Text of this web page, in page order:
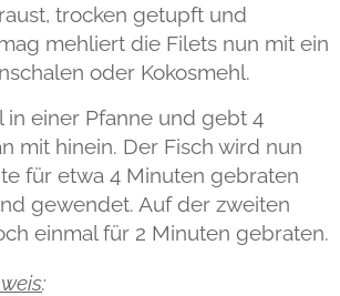
trocken getupft und
mehliert die Filets nun mit ein
oder Kokosmehl.
in einer Pfanne und gebt 4
mit hinein. Der Fisch wird nun
für etwa 4 Minuten gebraten
gewendet. Auf der zweiten
einmal für 2 Minuten gebraten.
: